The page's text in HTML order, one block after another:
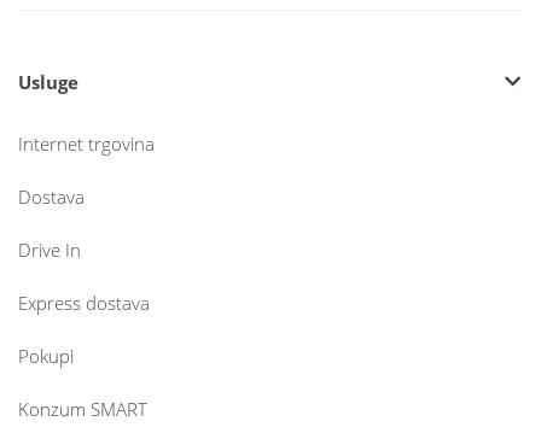
Usluge
Internet trgovina
Dostava
Drive In
Express dostava
Pokupi
Konzum SMART